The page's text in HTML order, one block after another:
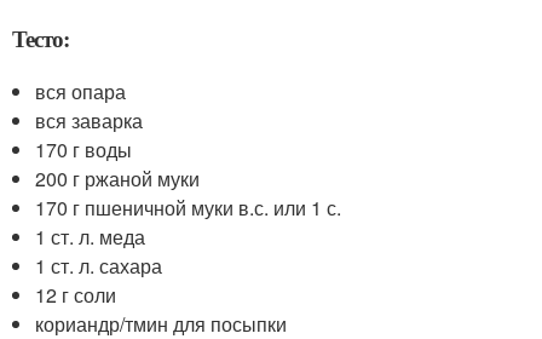
Тесто:
вся опара
вся заварка
170 г воды
200 г ржаной муки
170 г пшеничной муки в.с. или 1 с.
1 ст. л. меда
1 ст. л. сахара
12 г соли
кориандр/тмин для посыпки